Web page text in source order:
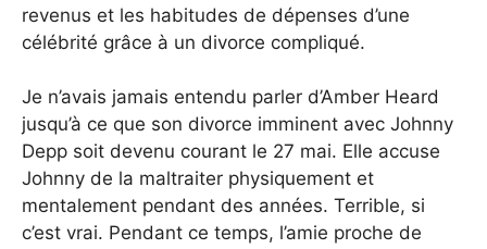
revenus et les habitudes de dépenses d’une
célébrité grâce à un divorce compliqué.
Je n’avais jamais entendu parler d’Amber Heard
jusqu’à ce que son divorce imminent avec Johnny
Depp soit devenu courant le 27 mai. Elle accuse
Johnny de la maltraiter physiquement et
mentalement pendant des années. Terrible, si
c’est vrai. Pendant ce temps, l’amie proche de